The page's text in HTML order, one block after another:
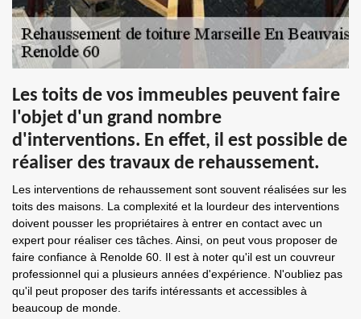
Les toits de vos immeubles peuvent faire
l'objet d'un grand nombre
d'interventions. En effet, il est possible de
réaliser des travaux de rehaussement.
Les interventions de rehaussement sont souvent réalisées sur les
toits des maisons. La complexité et la lourdeur des interventions
doivent pousser les propriétaires à entrer en contact avec un
expert pour réaliser ces tâches. Ainsi, on peut vous proposer de
faire confiance à Renolde 60. Il est à noter qu'il est un couvreur
professionnel qui a plusieurs années d'expérience. N'oubliez pas
qu'il peut proposer des tarifs intéressants et accessibles à
beaucoup de monde.